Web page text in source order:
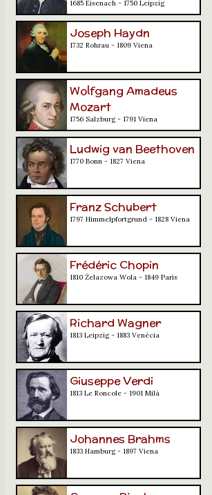
1685 Eisenach - 1750 Leipzig
Joseph Haydn
1732 Rohrau - 1809 Viena
Wolfgang Amadeus
Mozart
1756 Salzburg - 1791 Viena
Ludwig van Beethoven
1770 Bonn - 1827 Viena
Franz Schubert
1797 Himmelpfortgrund - 1828 Viena
Frédéric Chopin
1810 Żelazowa Wola - 1849 París
Richard Wagner
1813 Leipzig - 1883 Venècia
Giuseppe Verdi
1813 Le Roncole - 1901 Milà
Johannes Brahms
1833 Hamburg - 1897 Viena